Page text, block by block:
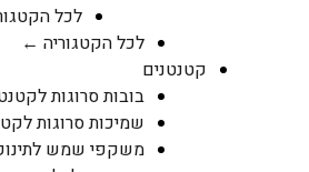
לכל
לכל הקטגוריה ←
קטנטנים
בובות סרוגות
שמיכות סרוגות
משקפי שמש